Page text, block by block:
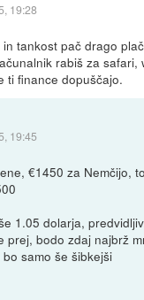
19:28
tankost pač drago
rabiš za safari,
ti finance dopuščajo.
19:45
€1450 za Nemčijo,
1.05 dolarja,
prej, bodo zdaj najbrž
samo še šibkejši